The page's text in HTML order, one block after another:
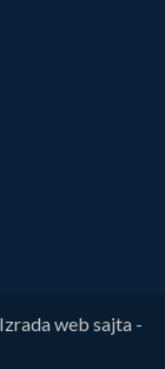
web sajta -